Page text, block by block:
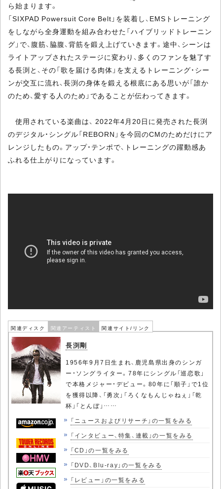
ら始まります。
「SIXPAD Powersuit Core Belt」を装着し、EMSトレーニング
をしながら全身運動を組み合わせた「ハイブリッドトレーニン
グ」で、腹筋、脇腹、背筋を鍛え上げていきます。途中、シーンは
ライトアップされたステージに変わり、多くのファンを魅了す
る長渕と、その「歌を届ける肉体」を支えるトレーニング・シー
ンが交互に流れ、長渕の身体を鍛える根底にある思いが「誰か
のため、愛する人のため」であることが伝わってきます。
使用されている楽曲は、 2022年4月20日に発売された長渕
のデジタル・シングル「REBORN」を今回のCMのためだけにア
レンジしたもの。アップ・テンポで、トレーニングの躍動感あ
ふれる仕上がりになっています。
関連ディスク 関連アーティスト 関連サイト/リンク
長渕剛
1956年9月7日生まれ、鹿児島県出身のシンガ
ー・ソングライター。78年にシングル「巡恋歌」
で本格メジャー・デビュー。80年に「順子」で1位
を獲得以降、「勇次」「ろくなもんじゃねぇ」「乾
杯」「とんぼ」……
「ニュースおよびリサーチ」の一覧をみる
「インタビュー、特集、連載」の一覧をみる
「CD」の一覧をみる
「DVD、Blu-ray」の一覧をみる
「レビュー」の一覧をみる